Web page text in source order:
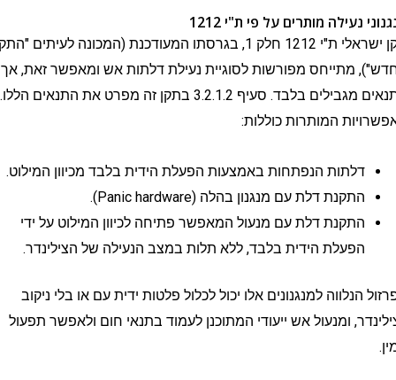
מותרים על פי ת"י 1212
תקן ישראלי ת"י 1212 חלק 1, בגרסתו המעודכנת (המכונה לעיתים "התקן
מתייחס מפורשות לסוגיית נעילת דלתות אש ומאפשר זאת, אך
בתנאים מגבילים בלבד. סעיף 3.2.1.2 בתקן זה מפרט את התנאים הללו.
המותרות כוללות:
דלתות הנפתחות באמצעות הפעלת הידית בלבד מכיוון המילוט.
התקנת דלת עם מנגנון בהלה (Panic hardware).
התקנת דלת עם מנעול המאפשר פתיחה לכיוון המילוט על ידי
הפעלת הידית בלבד, ללא תלות במצב הנעילה של הצילינדר.
למנגנונים אלו יכול לכלול פלטות ידית עם או בלי ניקוב
ומנעול אש ייעודי המתוכנן לעמוד בתנאי חום ולאפשר תפעול